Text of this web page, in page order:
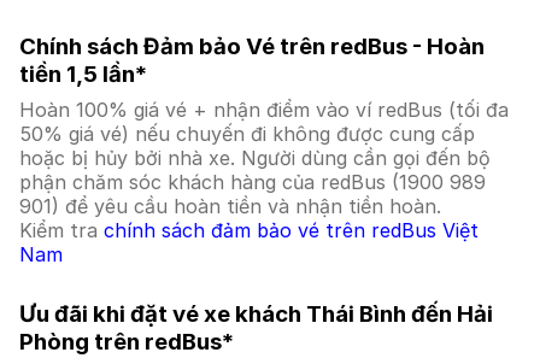
Chính sách Đảm bảo Vé trên redBus - Hoàn
tiền 1,5 lần*
Hoàn 100% giá vé + nhận điểm vào ví redBus (tối đa
50% giá vé) nếu chuyến đi không được cung cấp
hoặc bị hủy bởi nhà xe. Người dùng cần gọi đến bộ
phận chăm sóc khách hàng của redBus (1900 989
901) để yêu cầu hoàn tiền và nhận tiền hoàn.
Kiểm tra chính sách đảm bảo vé trên redBus Việt
Nam
Ưu đãi khi đặt vé xe khách Thái Bình đến Hải
Phòng trên redBus*